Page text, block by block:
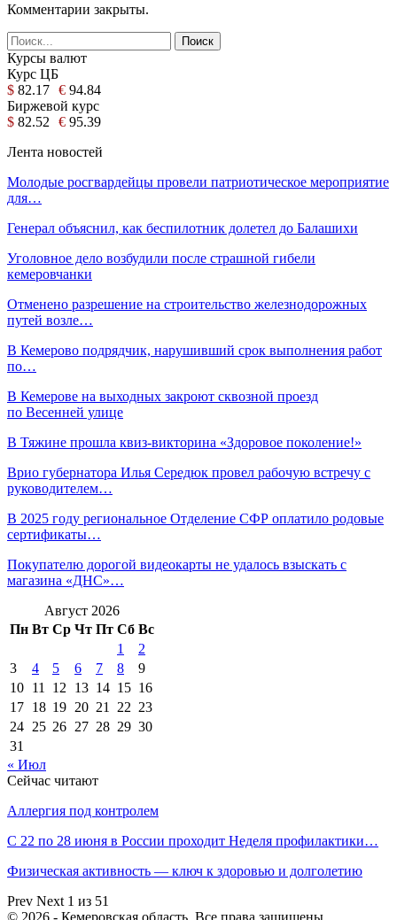
Комментарии закрыты.
Курсы валют
Курс ЦБ
$ 82.17 € 94.84
Биржевой курс
$ 82.52 € 95.39
Лента новостей
Молодые росгвардейцы провели патриотическое мероприятие
для…
Генерал объяснил, как беспилотник долетел до Балашихи
Уголовное дело возбудили после страшной гибели
кемеровчанки
Отменено разрешение на строительство железнодорожных
путей возле…
В Кемерово подрядчик, нарушивший срок выполнения работ
по…
В Кемерове на выходных закроют сквозной проезд
по Весенней улице
В Тяжине прошла квиз-викторина «Здоровое поколение!»
Врио губернатора Илья Середюк провел рабочую встречу с
руководителем…
В 2025 году региональное Отделение СФР оплатило родовые
сертификаты…
Покупателю дорогой видеокарты не удалось взыскать с
магазина «ДНС»…
Август 2026
Пн Вт Ср Чт Пт Сб Вс
1
2
3
4 5 6 7 8
9
10 11 12 13 14 15 16
17 18 19 20 21 22 23
24 25 26 27 28 29 30
31
« Июл
Сейчас читают
Аллергия под контролем
С 22 по 28 июня в России проходит Неделя профилактики…
Физическая активность — ключ к здоровью и долголетию
Prev Next 1 из 51
© 2026 - Кемеровская область. Все права защищены.